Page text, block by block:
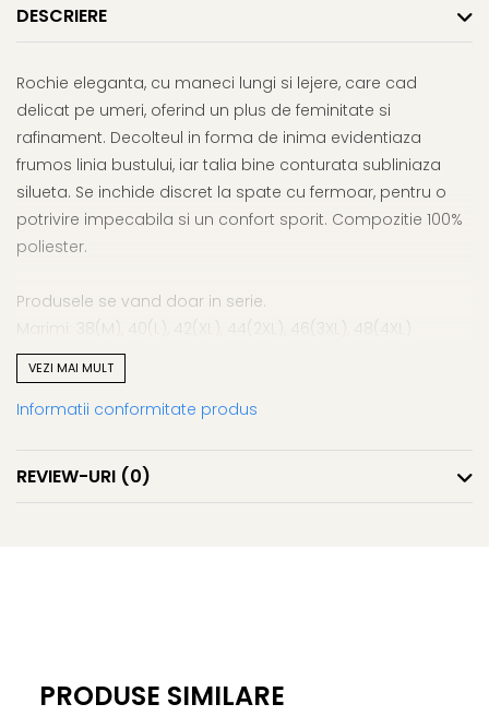
DESCRIERE
Rochie eleganta, cu maneci lungi si lejere, care cad
delicat pe umeri, oferind un plus de feminitate si
rafinament. Decolteul in forma de inima evidentiaza
frumos linia bustului, iar talia bine conturata subliniaza
silueta. Se inchide discret la spate cu fermoar, pentru o
potrivire impecabila si un confort sporit. Compozitie 100%
poliester.
Produsele se vand doar in serie.
Fabricate in Romania
Productie proprie, 6 pe serie
VEZI MAI MULT
Informatii conformitate produs
REVIEW-URI (0)
PRODUSE SIMILARE